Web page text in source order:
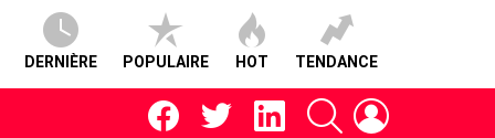
DERNIÈRE POPULAIRE HOT TENDANCE
facebooktwitter linkedin RECHERCHE